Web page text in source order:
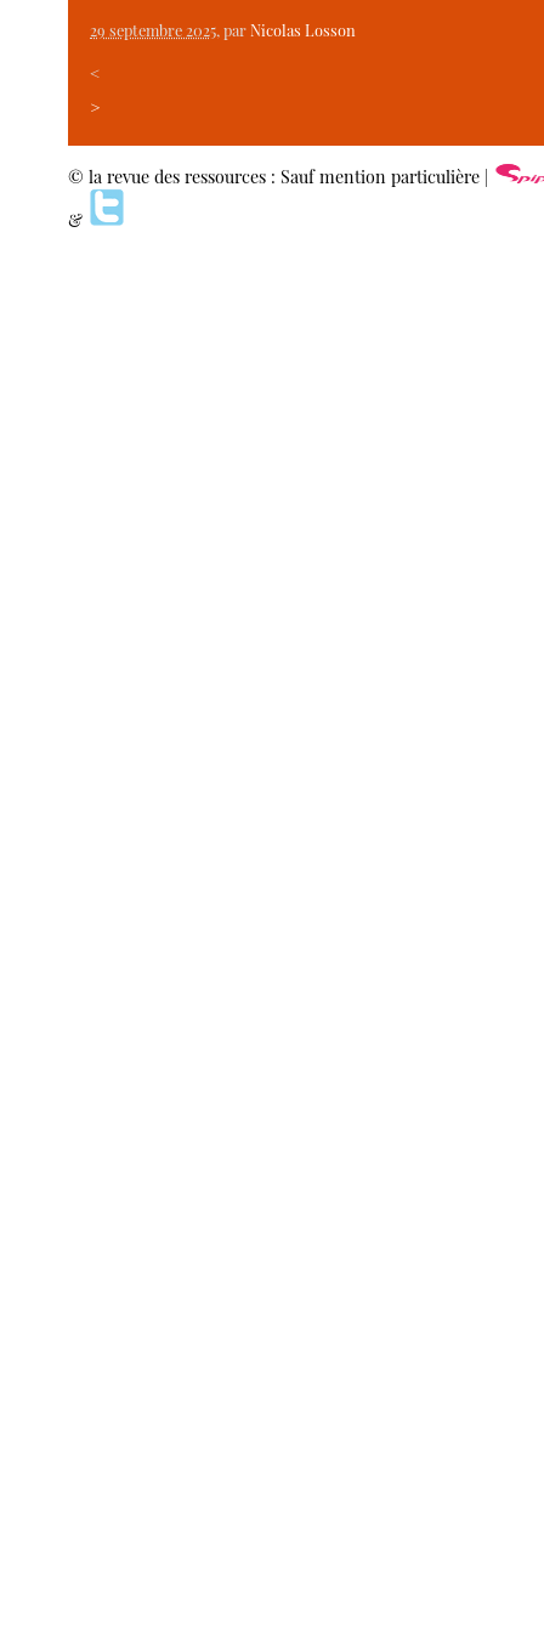
29 septembre 2025, parNicolas Losson
<
>
© la revue des ressources : Sauf mention particulière |
&